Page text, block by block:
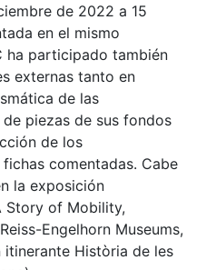
de 2022 a 15
en el mismo
ha participado también
externas tanto en
de las
piezas de sus fondos
de los
comentadas. Cabe
la exposición
Story of Mobility,
Engelhorn Museums,
Història de les